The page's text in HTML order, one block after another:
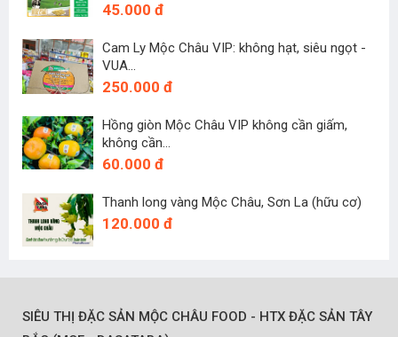
45.000 đ
Cam Ly Mộc Châu VIP: không hạt, siêu ngọt -
VUA...
250.000 đ
Hồng giòn Mộc Châu VIP không cần giấm,
không cần...
60.000 đ
Thanh long vàng Mộc Châu, Sơn La (hữu cơ)
120.000 đ
SIÊU THỊ ĐẶC SẢN MỘC CHÂU FOOD - HTX ĐẶC SẢN TÂY